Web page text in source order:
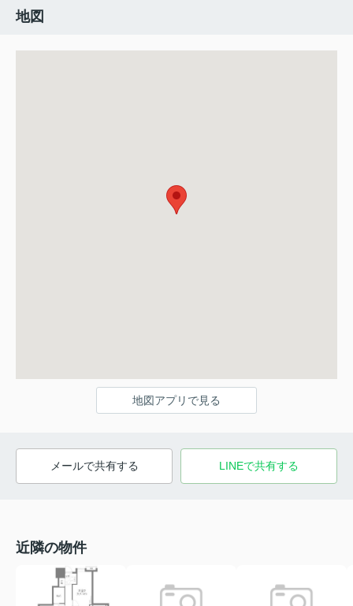
地図
地図アプリで見る
メールで共有する LINEで共有する
近隣の物件